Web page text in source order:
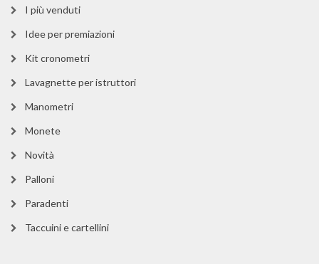
I più venduti
Idee per premiazioni
Kit cronometri
Lavagnette per istruttori
Manometri
Monete
Novità
Palloni
Paradenti
Taccuini e cartellini